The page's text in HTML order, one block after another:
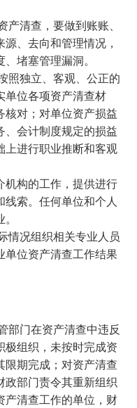
清查，要做到账账、
、去向和管理情况，
堵塞管理漏洞。
照独立、客观、公正的
单位各项资产清查材
核对；对单位资产损益
、会计制度规定的损益
上进行职业推断和客观
构的工作，提供进行
索。任何单位和个人
情况组织相关专业人员
单位资产清查工作结果
部门在资产清查中违反
极组织，未按时完成资
限期完成；对资产清查
政部门责令其重新组织
产清查工作的单位，财